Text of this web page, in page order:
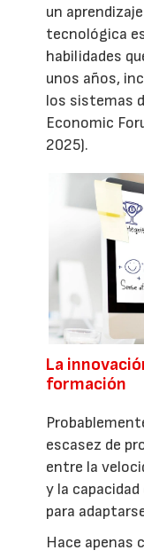
un
tecnológica
habilidades
unos años,
los sistemas
Economic
2025).
La
formación
escasez de
entre la
y la
para
Hace apenas